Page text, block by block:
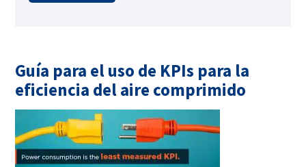
Guía para el uso de KPIs para la
eficiencia del aire comprimido